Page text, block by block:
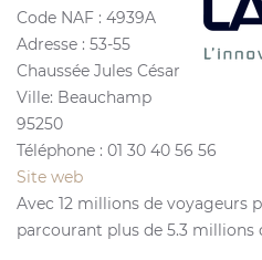
Code NAF : 4939A
Adresse : 53-55
Chaussée Jules César
Ville: Beauchamp
95250
Téléphone : 01 30 40 56 56
Site web
Avec 12 millions de voyageurs
parcourant plus de 5.3 millions